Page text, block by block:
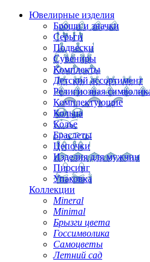
Ювелирные изделия
Броши и значки
Серьги
Подвески
Сувениры
Комплекты
Детский ассортимент
Религиозная
Комплектующие
Кольца
Колье
Браслеты
Цепочки
Изделия для мужчин
Пирсинг
Упаковка
Коллекции
Mineral
Minimal
Брызги цвета
Госсимволика
Самоцветы
Летний сад